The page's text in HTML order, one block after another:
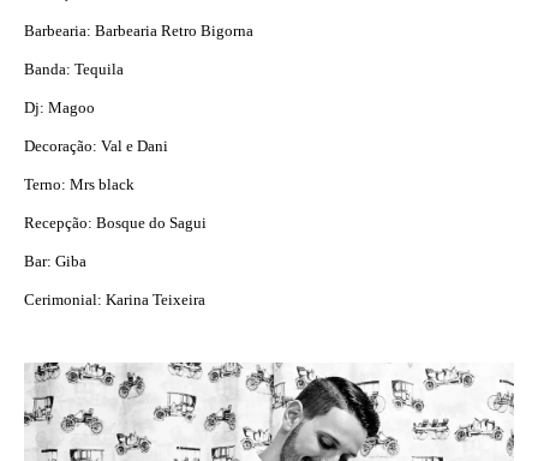
Barbearia: Barbearia Retro Bigorna
Banda: Tequila
Dj: Magoo
Decoração: Val e Dani
Terno: Mrs black
Recepção: Bosque do Sagui
Bar: Giba
Cerimonial: Karina Teixeira